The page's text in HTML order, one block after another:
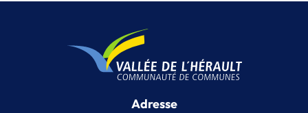
Adresse